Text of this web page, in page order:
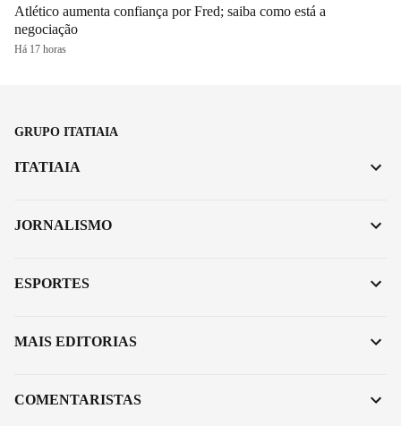
Atlético aumenta confiança por Fred; saiba como está a
negociação
Há 17 horas
GRUPO ITATIAIA
ITATIAIA
JORNALISMO
ESPORTES
MAIS EDITORIAS
COMENTARISTAS